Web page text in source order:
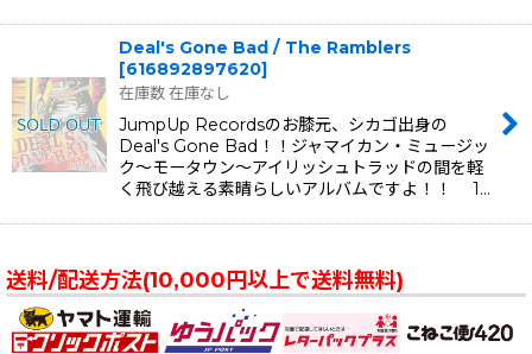
Deal's Gone Bad / The Ramblers
[616892897620]
在庫数 在庫なし
JumpUp Recordsのお膝元、シカゴ出身の
Deal's Gone Bad！！ジャマイカン・ミュージッ
ク〜モータウン〜アイリッシュトラッドの間を軽
く飛び越える素晴らしいアルバムですよ！！ 1…
送料/配送方法(10,000円以上で送料無料)